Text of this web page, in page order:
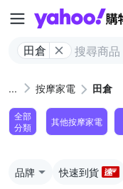
田倉
按摩家電 田倉
全部
分類
其他按摩家電
品牌 快速到貨